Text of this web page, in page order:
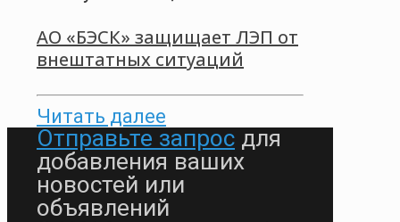
АО «БЭСК» защищает ЛЭП от
внештатных ситуаций
Читать далее
Отправьте запрос для
добавления ваших
новостей или
объявлений